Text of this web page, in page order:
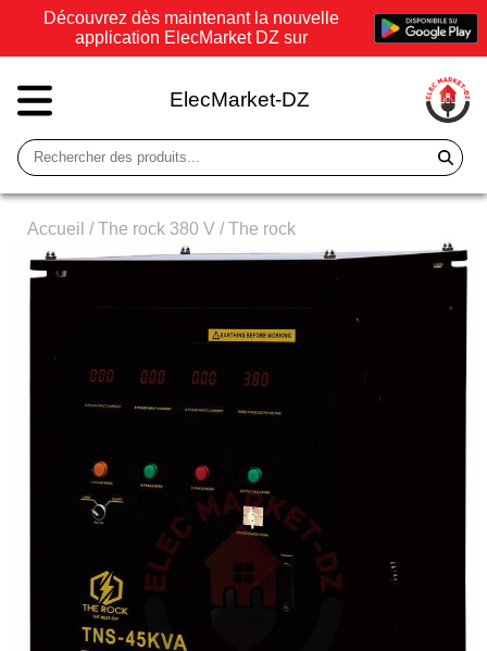
Découvrez dès maintenant la nouvelle
application ElecMarket DZ sur
ElecMarket-DZ
Accueil /The rock 380 V/The rock